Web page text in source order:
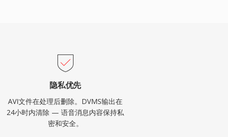
隐私优先
AVI文件在处理后删除。DVMS输出在
24小时内清除 — 语音消息内容保持私
密和安全。